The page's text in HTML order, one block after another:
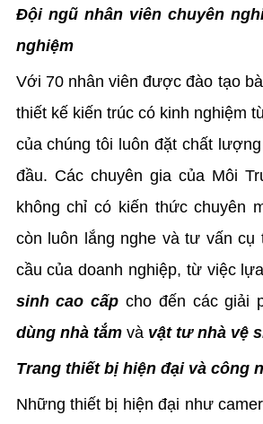
Đội ngũ nhân viên chuyên
nghiệm
Với 70 nhân viên được đào tạo
thiết kế kiến trúc có kinh nghiệm
của chúng tôi luôn đặt chất
đầu. Các chuyên gia của Môi
không chỉ có kiến thức chuyên
còn luôn lắng nghe và tư vấn cụ
cầu của doanh nghiệp, từ việc
sinh cao cấp cho đến các giải
dùng nhà tắmvà vật tư nhà vệ
Trang thiết bị hiện đại và công
Những thiết bị hiện đại như